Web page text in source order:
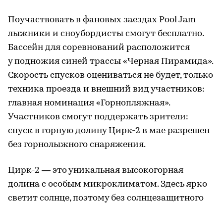
Поучаствовать в фановых заездах Pool Jam
лыжники и сноубордисты смогут бесплатно.
Бассейн для соревнований расположится
у подножия синей трассы «Черная Пирамида».
Скорость спусков оцениваться не будет, только
техника проезда и внешний вид участников:
главная номинация «Горнопляжная».
Участников смогут поддержать зрители:
спуск в горную долину Цирк-2 в мае разрешен
без горнолыжного снаряжения.
Цирк-2 — это уникальная высокогорная
долина с особым микроклиматом. Здесь ярко
светит солнце, поэтому без солнцезащитного